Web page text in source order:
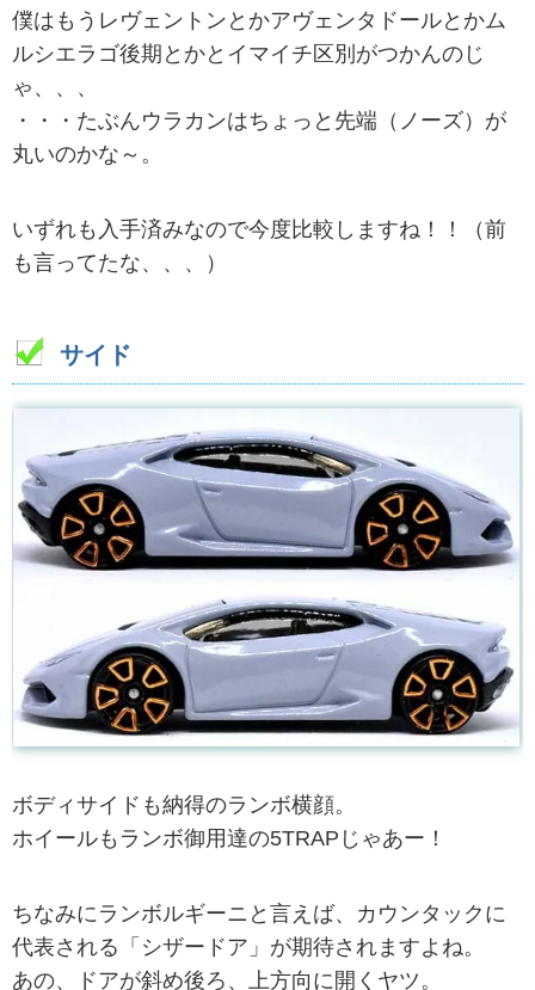
僕はもうレヴェントンとかアヴェンタドールとかム
ルシエラゴ後期とかとイマイチ区別がつかんのじ
ゃ、、、
・・・たぶんウラカンはちょっと先端（ノーズ）が
丸いのかな～。
いずれも入手済みなので今度比較しますね！！（前
も言ってたな、、、）
サイド
ボディサイドも納得のランボ横顔。
ホイールもランボ御用達の5TRAPじゃあー！
ちなみにランボルギーニと言えば、カウンタックに
代表される「シザードア」が期待されますよね。
あの、ドアが斜め後ろ、上方向に開くヤツ。